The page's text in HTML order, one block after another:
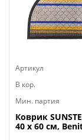
Артикул
В кор.
Мин. партия
Коврик
40 х 60 см,